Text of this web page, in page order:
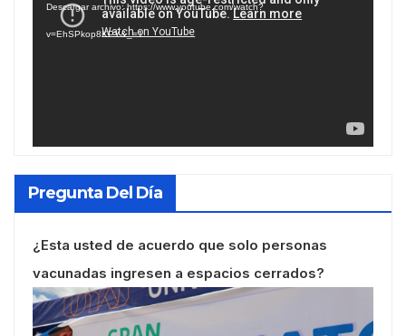
vídeo
Descargar archivo: https://www.youtube.com/watch?
v=EhSPkop8KPY&_=1
Pregunta Del Día
¿Esta usted de acuerdo que solo personas
vacunadas ingresen a espacios cerrados?